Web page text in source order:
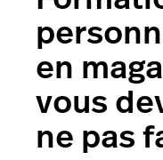
en
vous
ne pas